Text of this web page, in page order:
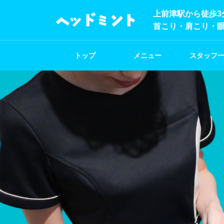
上前津駅から徒歩
首こり・肩こり・
トップ メニュー スタッフ